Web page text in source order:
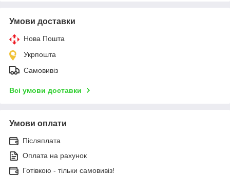
Умови доставки
Нова Пошта
Укрпошта
Самовивіз
Всі умови доставки
Умови оплати
Післяплата
Оплата на рахунок
Готівкою - тільки самовивіз!